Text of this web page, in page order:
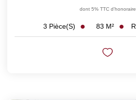
dont 5% TTC
3 Pièce(s) 83 M²